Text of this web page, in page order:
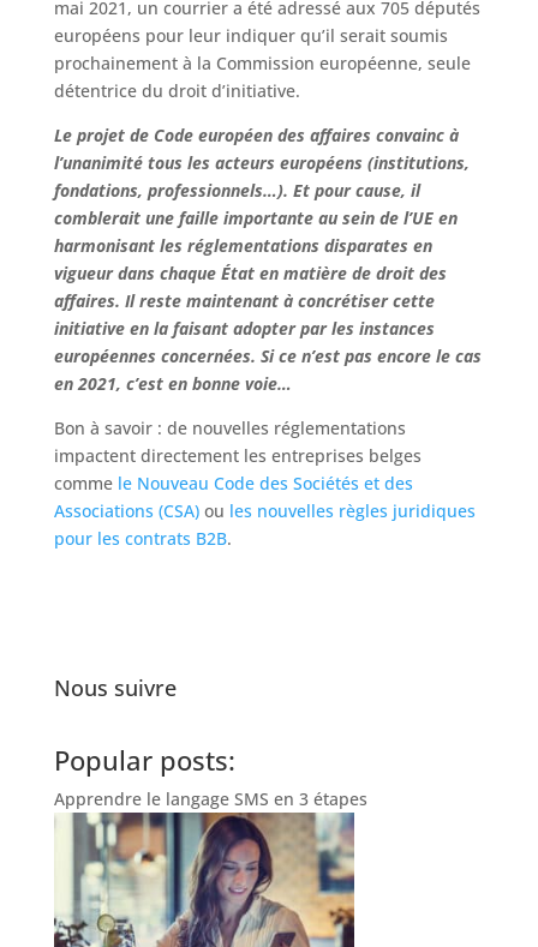
mai 2021, un courrier a été adressé aux 705 députés
européens pour leur indiquer qu’il serait soumis
prochainement à la Commission européenne, seule
détentrice du droit d’initiative.
Le projet de Code européen des affaires convainc à
l’unanimité tous les acteurs européens (institutions,
fondations, professionnels…). Et pour cause, il
comblerait une faille importante au sein de l’UE en
harmonisant les réglementations disparates en
vigueur dans chaque État en matière de droit des
affaires. Il reste maintenant à concrétiser cette
initiative en la faisant adopter par les instances
européennes concernées. Si ce n’est pas encore le cas
en 2021, c’est en bonne voie…
Bon à savoir : de nouvelles réglementations
impactent directement les entreprises belges
comme le Nouveau Code des Sociétés et des
Associations (CSA)ou les nouvelles règles juridiques
pour les contrats B2B.
Nous suivre
Popular posts:
Apprendre le langage SMS en 3 étapes